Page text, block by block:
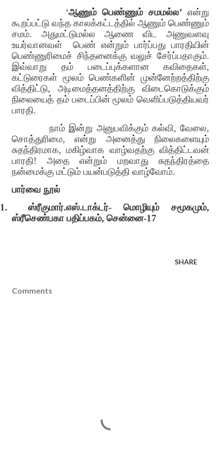
‘ஆணும் பெண்ணும் சமமல்ல’ என்று
கூறப்பட்டு வந்த காலக்கட்டத்தில் ஆணும் பெண்ணும்
சமம். அதுமட்டுமல்ல ஆணை விட அணுவளவு
உயர்வானவள்
பெண் என்றும் பார்ப்பது பாரதியின்
பெண்ணுரிமைச் சிந்தனைக்கு வலுச் சேர்ப்பதாகும்.
இவ்வாறு தம் படைப்புக்களான கவிதைகள்,
கட்டுரைகள் மூலம் பெண்களின் முன்னேற்றத்திற்கு
வித்திட்டு, அடிமைத்தனத்திற்கு விடைகொடுக்கும்
நிலையைத் தம் படைப்பின் மூலம் வெளிப்படுத்தியவர்
பாரதி.
நாம் இன்று அனுபவிக்கும் கல்வி, வேலை,
சொத்துரிமை, என்று அனைத்து நிலைகளையும்
சுதந்திரமாக, மகிழ்வாக வாழ்வதற்கு வித்திட்டவன்
பாரதி! அதை என்றும் மறவாது சுதந்திரத்தை
நன்மைக்கு மட்டும் பயன்படுத்தி வாழ்வோம்.
பார்வை நூல்
1.
ஸ்ரீகுமார்.எஸ்.டாக்டர்- மொழியும் சமூகமும்,
ஸ்ரீசெண்பகா பதிப்பகம், சென்னை-17
SHARE
Comments